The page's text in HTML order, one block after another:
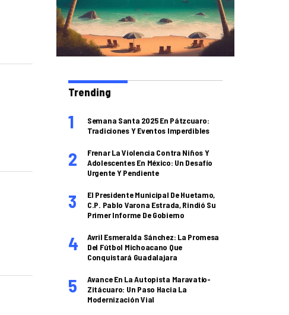
Trending
Semana Santa 2025 En Pátzcuaro:
Tradiciones Y Eventos Imperdibles
Frenar La Violencia Contra Niños Y
Adolescentes En México: Un Desafío
Urgente Y Pendiente
El Presidente Municipal De Huetamo,
C.P. Pablo Varona Estrada, Rindió Su
Primer Informe De Gobierno
Avril Esmeralda Sánchez: La Promesa
Del Fútbol Michoacano Que
Conquistará Guadalajara
Avance En La Autopista Maravatío-
Zitácuaro: Un Paso Hacia La
Modernización Vial